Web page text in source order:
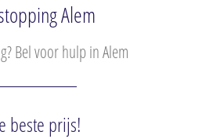
Alem
Bel voor hulp in Alem
beste prijs!